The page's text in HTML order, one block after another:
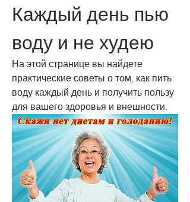
Каждый день пью
воду и не худею
На этой странице вы найдете
практические советы о том, как пить
воду каждый день и получить пользу
для вашего здоровья и внешности.